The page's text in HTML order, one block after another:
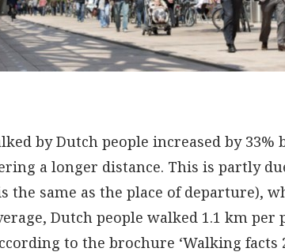
by Dutch people increased by
a longer distance. This is partly
the same as the place of departure),
Dutch people walked 1.1 km
to the brochure ‘Walking